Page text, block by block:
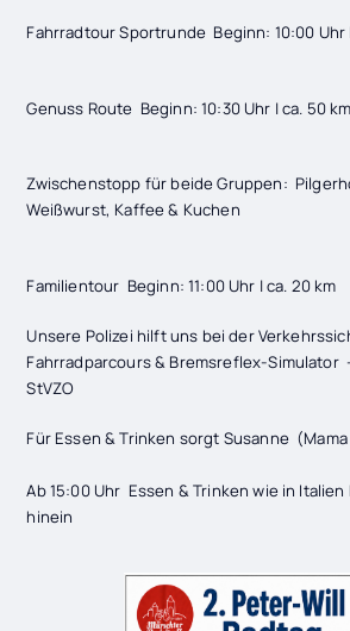
Fahrradtour Sportrunde Beginn: 10:00 Uhr
Genuss Route Beginn: 10:30 Uhr | ca. 50 km
Zwischenstopp für beide Gruppen:
Weißwurst, Kaffee & Kuchen
Familientour Beginn: 11:00 Uhr | ca. 20 km
Unsere Polizei hilft uns bei der
Fahrradparcours & Bremsreflex-Simulator
StVZO
Für Essen & Trinken sorgt Susanne (Mama
Ab 15:00 Uhr Essen & Trinken wie in
hinein